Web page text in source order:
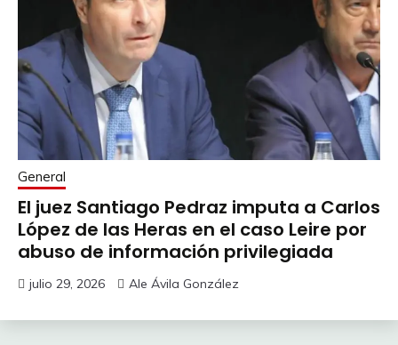
General
El juez Santiago Pedraz imputa a Carlos
López de las Heras en el caso Leire por
abuso de información privilegiada
julio 29, 2026 Ale Ávila González